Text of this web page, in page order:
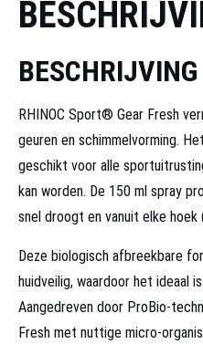
BESCHRIJVING
RHINOC Sport® Gear Fresh
geuren en schimmelvorming.
geschikt voor alle
kan worden. De 150 ml spray
snel droogt en vanuit elke hoek
Deze biologisch afbreekbare
huidveilig, waardoor het ideaal
Aangedreven door ProBio-
Fresh met nuttige micro-